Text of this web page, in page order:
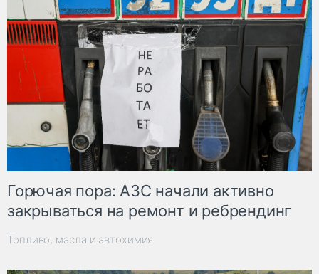
Горючая пора: АЗС начали активно
закрываться на ремонт и ребрендинг
Топливо, масла и автохимия